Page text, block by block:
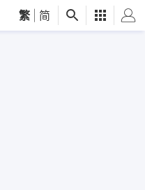
繁 简